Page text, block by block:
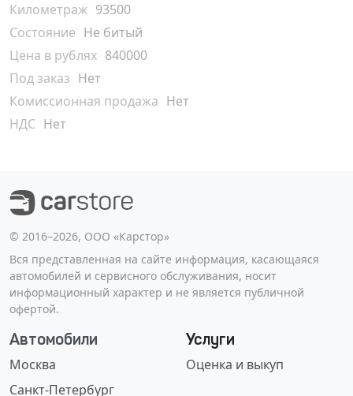
Километраж 93500
Состояние Не битый
Цена в рублях 840000
Под заказ Нет
Комиссионная продажа Нет
НДС Нет
©️ 2016–2026, ООО «Карстор»
Вся представленная на сайте информация, касающаяся
автомобилей и сервисного обслуживания, носит
информационный характер и не является публичной
офертой.
Автомобили
Москва
Санкт-Петербург
Услуги
Оценка и выкуп